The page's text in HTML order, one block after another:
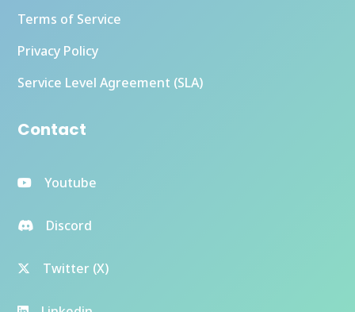
Terms of Service
Privacy Policy
Service Level Agreement (SLA)
Contact
Youtube
Discord
Twitter (X)